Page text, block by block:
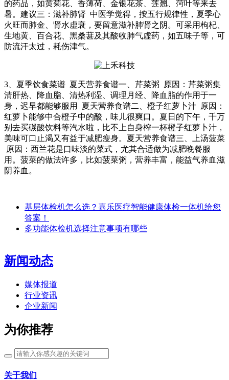
的药品，如黄菊花、香薄荷、金银花茶、莲翘、菏叶等来去
暑。建议三：滋补肺肾 中医学觉得，按五行规律性，夏季心
火旺而肺金、肾水虚衰，要留意滋补肺肾之阴。可采用枸杞、
生地黄、百合花、黑桑葚及其酸收肺气虚药，如五味子等，可
防流汗太过，耗伤津气。
3、夏季饮食菜谱 夏天营养食谱一、芹菜粥 原因：芹菜粥集
清肝热、降血脂、清热利湿、调理月经、降血脂的作用于一
身，迟早都能够服用 夏天营养食谱二、橙子红萝卜汁 原因：
红萝卜能够中合橙子中的酸，味儿很爽口。夏日的下午，千万
别去买碳酸饮料等汽水啦，比不上自身榨一杯橙子红萝卜汁，
美味可口止渴又有益于减肥瘦身。夏天营养食谱三、上汤菠菜
原因：西兰花是口味淡的菜式，尤其合适做为减肥晚餐服
用。菠菜的做法许多，比如菠菜粥，营养丰富，能益气养血滋
阴养血。
基层体检机怎么选？嘉乐医疗智能健康体检一体机给您
答案！
多功能体检机选择注意事项有哪些
新闻动态
媒体报道
行业资讯
企业新闻
为你推荐
关于我们